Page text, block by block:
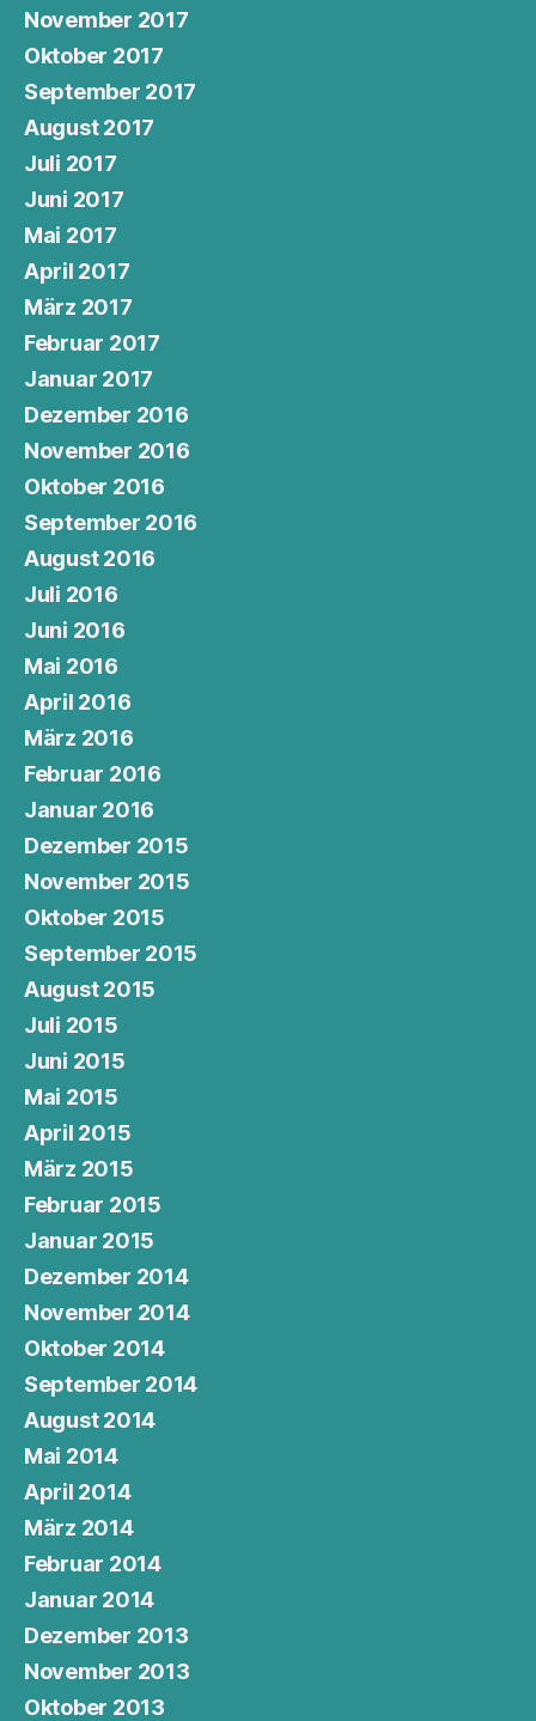
November 2017
Oktober 2017
September 2017
August 2017
Juli 2017
Juni 2017
Mai 2017
April 2017
März 2017
Februar 2017
Januar 2017
Dezember 2016
November 2016
Oktober 2016
September 2016
August 2016
Juli 2016
Juni 2016
Mai 2016
April 2016
März 2016
Februar 2016
Januar 2016
Dezember 2015
November 2015
Oktober 2015
September 2015
August 2015
Juli 2015
Juni 2015
Mai 2015
April 2015
März 2015
Februar 2015
Januar 2015
Dezember 2014
November 2014
Oktober 2014
September 2014
August 2014
Mai 2014
April 2014
März 2014
Februar 2014
Januar 2014
Dezember 2013
November 2013
Oktober 2013